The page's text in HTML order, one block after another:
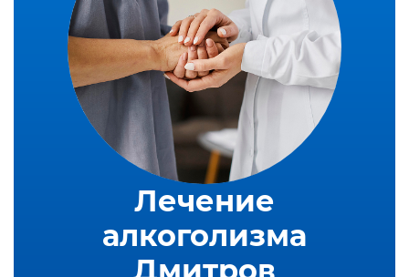
Лечение
алкоголизма